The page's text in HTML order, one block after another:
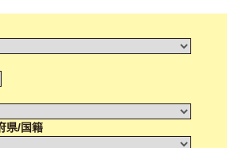
県/国籍